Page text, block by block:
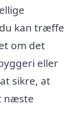
kan træffe
om det
eller
sikre, at
næste